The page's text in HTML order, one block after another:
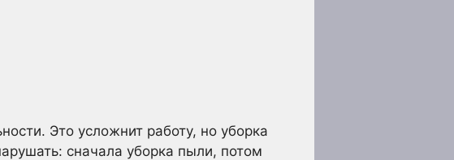
Это усложнит работу, но уборка
сначала уборка пыли, потом